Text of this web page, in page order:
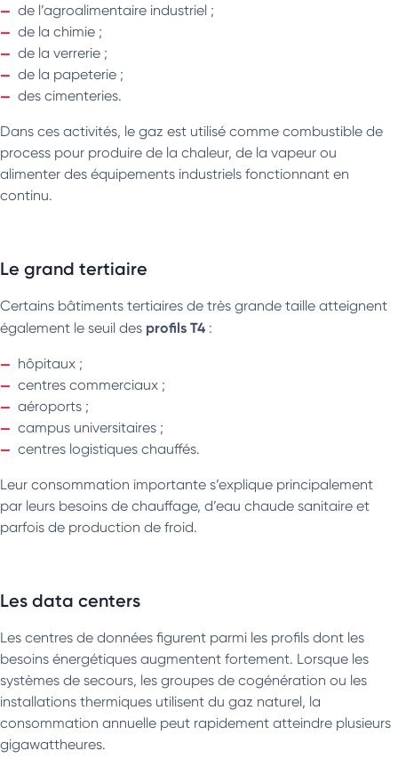
de l’agroalimentaire industriel ;
de la chimie ;
de la verrerie ;
de la papeterie ;
des cimenteries.
Dans ces activités, le gaz est utilisé comme combustible de
process pour produire de la chaleur, de la vapeur ou
alimenter des équipements industriels fonctionnant en
continu.
Le grand tertiaire
Certains bâtiments tertiaires de très grande taille atteignent
également le seuil des profils T4 :
hôpitaux ;
centres commerciaux ;
aéroports ;
campus universitaires ;
centres logistiques chauffés.
Leur consommation importante s’explique principalement
par leurs besoins de chauffage, d’eau chaude sanitaire et
parfois de production de froid.
Les data centers
Les centres de données figurent parmi les profils dont les
besoins énergétiques augmentent fortement. Lorsque les
systèmes de secours, les groupes de cogénération ou les
installations thermiques utilisent du gaz naturel, la
consommation annuelle peut rapidement atteindre plusieurs
gigawattheures.